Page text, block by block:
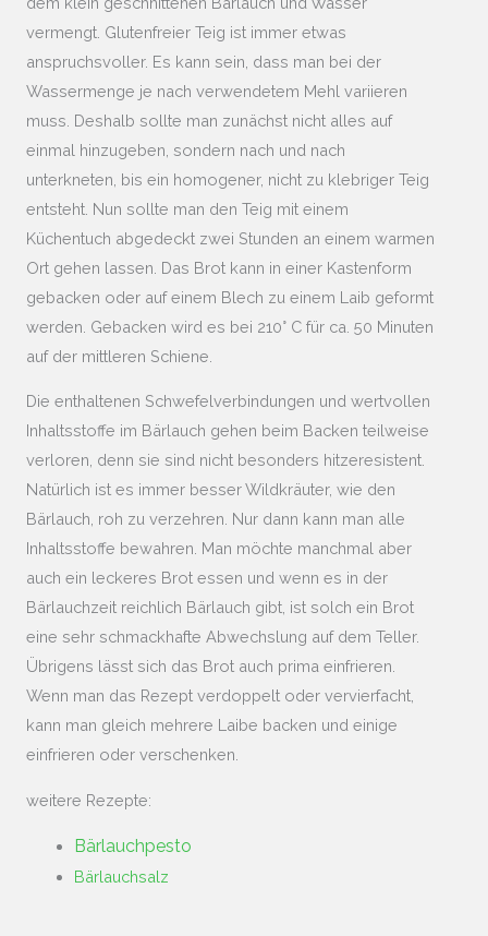
vermengt. Glutenfreier Teig ist immer etwas
anspruchsvoller. Es kann sein, dass man bei der
Wassermenge je nach verwendetem Mehl variieren
muss. Deshalb sollte man zunächst nicht alles auf
einmal hinzugeben, sondern nach und nach
unterkneten, bis ein homogener, nicht zu klebriger Teig
entsteht. Nun sollte man den Teig mit einem
Küchentuch abgedeckt zwei Stunden an einem warmen
Ort gehen lassen. Das Brot kann in einer Kastenform
gebacken oder auf einem Blech zu einem Laib geformt
werden. Gebacken wird es bei 210° C für ca. 50 Minuten
auf der mittleren Schiene.
Die enthaltenen Schwefelverbindungen und wertvollen
Inhaltsstoffe im Bärlauch gehen beim Backen teilweise
verloren, denn sie sind nicht besonders hitzeresistent.
Natürlich ist es immer besser Wildkräuter, wie den
Bärlauch, roh zu verzehren. Nur dann kann man alle
Inhaltsstoffe bewahren. Man möchte manchmal aber
auch ein leckeres Brot essen und wenn es in der
Bärlauchzeit reichlich Bärlauch gibt, ist solch ein Brot
eine sehr schmackhafte Abwechslung auf dem Teller.
Übrigens lässt sich das Brot auch prima einfrieren.
Wenn man das Rezept verdoppelt oder vervierfacht,
kann man gleich mehrere Laibe backen und einige
einfrieren oder verschenken.
weitere Rezepte:
Bärlauchpesto
Bärlauchsalz